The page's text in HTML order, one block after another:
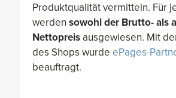
Produktqualität vermitteln. Für
werden sowohl der Brutto- als
Nettopreis ausgewiesen. Mit
des Shops wurde ePages-
beauftragt.